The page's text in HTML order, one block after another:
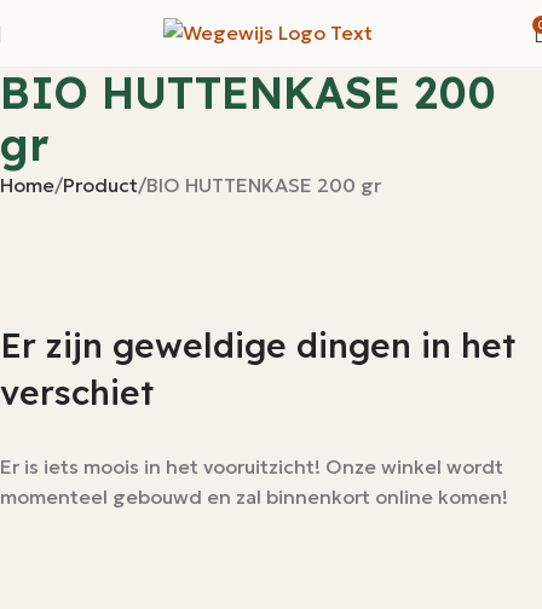
BIO HUTTENKASE 200
gr
Home Product BIO HUTTENKASE 200 gr
Er zijn geweldige dingen in het
verschiet
Er is iets moois in het vooruitzicht! Onze winkel wordt
momenteel gebouwd en zal binnenkort online komen!